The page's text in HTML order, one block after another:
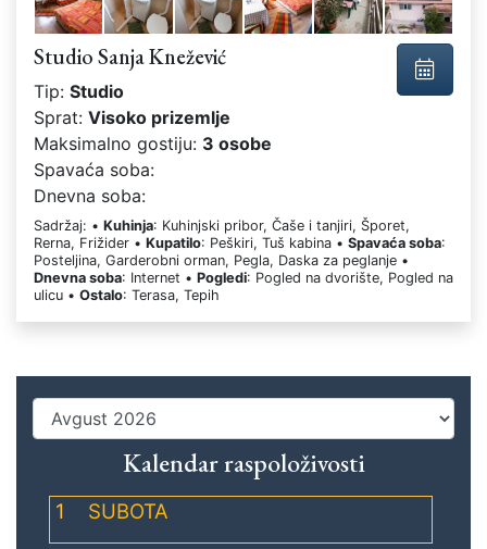
Studio Sanja Knežević
Tip: Studio
Sprat: Visoko prizemlje
Maksimalno gostiju: 3 osobe
Spavaća soba:
Dnevna soba:
Sadržaj: • Kuhinja: Kuhinjski pribor, Čaše i tanjiri, Šporet,
Rerna, Frižider • Kupatilo: Peškiri, Tuš kabina • Spavaća soba:
Posteljina, Garderobni orman, Pegla, Daska za peglanje •
Dnevna soba: Internet • Pogledi: Pogled na dvorište, Pogled na
ulicu • Ostalo: Terasa, Tepih
Kalendar raspoloživosti
1 SUBOTA